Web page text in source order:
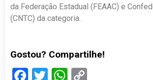
da Federação Estadual (FEAAC) e
(CNTC) da categoria.
Gostou? Compartilhe!
Facebook
TwitterWhatsApp